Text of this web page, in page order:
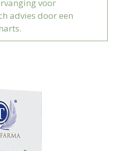
voor
advies door een